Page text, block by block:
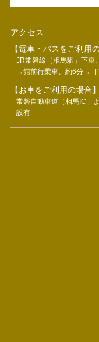
アクセス
【電車・バスをご利用
JR常磐線［相馬駅」下車
→館前行乗車、約6分→［
【お車をご利用の場合】
常磐自動車道［相馬IC」
設有